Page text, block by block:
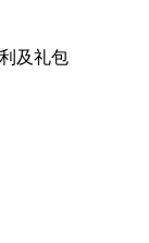
及礼包